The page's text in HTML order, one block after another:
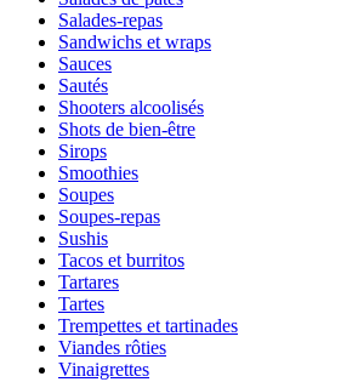
Salades-repas
Sandwichs et wraps
Sauces
Sautés
Shooters alcoolisés
Shots de bien-être
Sirops
Smoothies
Soupes
Soupes-repas
Sushis
Tacos et burritos
Tartares
Tartes
Trempettes et tartinades
Viandes rôties
Vinaigrettes